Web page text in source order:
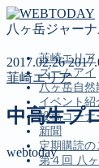
八ヶ岳ジャー
韮崎エリア
ズームアイ
八ヶ岳自然
イベント紹
投稿コーナ
新聞
定期購読の
第４回 八
2017.02.26
韮崎エリア
中高生プ
webtoday